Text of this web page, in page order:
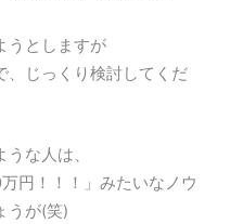
うとしますが
、じっくり検討してくだ
な人は、
円！！！」みたいなノウ
うが(笑)